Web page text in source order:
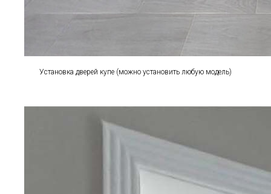
Установка дверей купе (можно установить любую модель)